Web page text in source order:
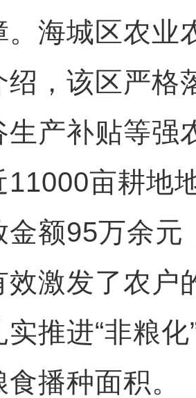
。海城区农业
绍，该区严格
生产补贴等强
11000亩耕地
金额95万余元
效激发了农户
推进“非粮
播种面积。